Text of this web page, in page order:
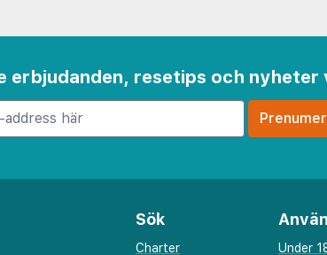
erbjudanden, resetips och nyheter
Sök
Charter Under